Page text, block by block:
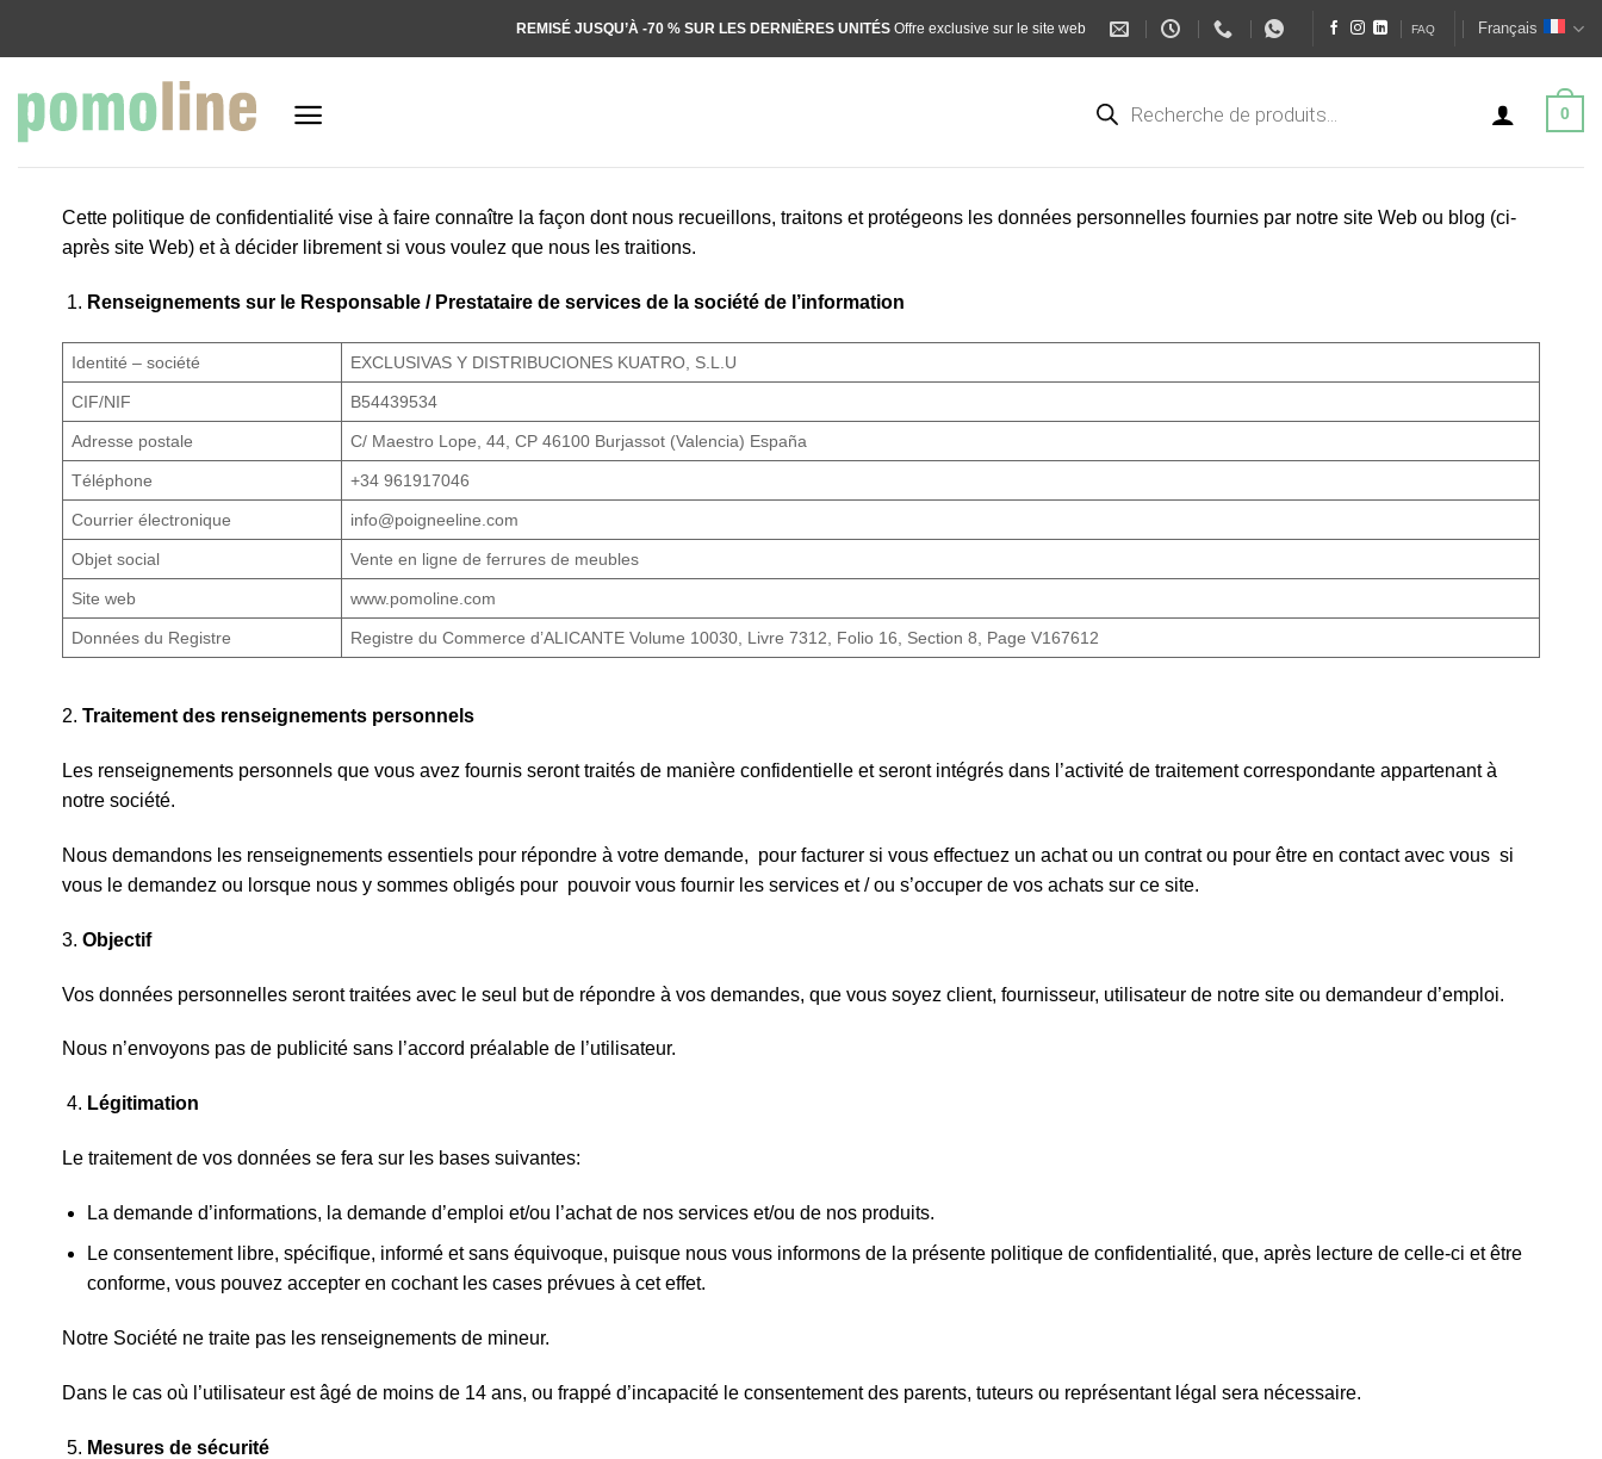
REMISÉ JUSQU’À -70 % SUR LES DERNIÈRES UNITÉS Offre exclusive sur le site web FAQ Français
produits
0
Cette politique de confidentialité vise à faire connaître la façon dont nous recueillons, traitons et protégeons les données personnelles fournies par notre site Web ou blog (ci-
après site Web) et à décider librement si vous voulez que nous les traitions.
Renseignements sur le Responsable / Prestataire de services de la société de l’information
Identité – société EXCLUSIVAS Y DISTRIBUCIONES KUATRO, S.L.U
CIF/NIF B54439534
Adresse postale C/ Maestro Lope, 44, CP 46100 Burjassot (Valencia) España
Téléphone +34 961917046
Courrier électronique info@poigneeline.com
Objet social Vente en ligne de ferrures de meubles
Site web www.pomoline.com
Données du Registre Registre du Commerce d’ALICANTE Volume 10030, Livre 7312, Folio 16, Section 8, Page V167612
2. Traitement des renseignements personnels
Les renseignements personnels que vous avez fournis seront traités de manière confidentielle et seront intégrés dans l’activité de traitement correspondante appartenant à
notre société.
Nous demandons les renseignements essentiels pour répondre à votre demande, pour facturer si vous effectuez un achat ou un contrat ou pour être en contact avec vous si
vous le demandez ou lorsque nous y sommes obligés pour pouvoir vous fournir les services et / ou s’occuper de vos achats sur ce site.
3. Objectif
Vos données personnelles seront traitées avec le seul but de répondre à vos demandes, que vous soyez client, fournisseur, utilisateur de notre site ou demandeur d’emploi.
Nous n’envoyons pas de publicité sans l’accord préalable de l’utilisateur.
Légitimation
Le traitement de vos données se fera sur les bases suivantes:
La demande d’informations, la demande d’emploi et/ou l’achat de nos services et/ou de nos produits.
Le consentement libre, spécifique, informé et sans équivoque, puisque nous vous informons de la présente politique de confidentialité, que, après lecture de celle-ci et être
conforme, vous pouvez accepter en cochant les cases prévues à cet effet.
Notre Société ne traite pas les renseignements de mineur.
Dans le cas où l’utilisateur est âgé de moins de 14 ans, ou frappé d’incapacité le consentement des parents, tuteurs ou représentant légal sera nécessaire.
Mesures de sécurité